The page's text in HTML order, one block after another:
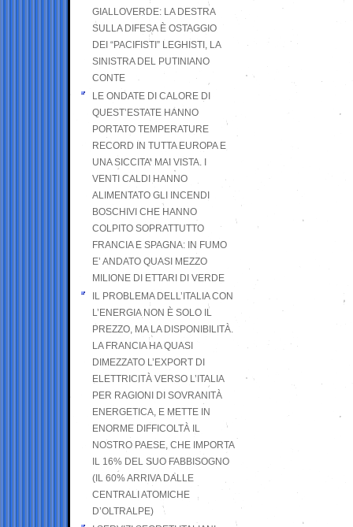
GIALLOVERDE: LA DESTRA
SULLA DIFESA È OSTAGGIO
DEI “PACIFISTI” LEGHISTI, LA
SINISTRA DEL PUTINIANO
CONTE
LE ONDATE DI CALORE DI
QUEST’ESTATE HANNO
PORTATO TEMPERATURE
RECORD IN TUTTA EUROPA E
UNA SICCITA’ MAI VISTA. I
VENTI CALDI HANNO
ALIMENTATO GLI INCENDI
BOSCHIVI CHE HANNO
COLPITO SOPRATTUTTO
FRANCIA E SPAGNA: IN FUMO
E’ ANDATO QUASI MEZZO
MILIONE DI ETTARI DI VERDE
IL PROBLEMA DELL’ITALIA CON
L’ENERGIA NON È SOLO IL
PREZZO, MA LA DISPONIBILITÀ.
LA FRANCIA HA QUASI
DIMEZZATO L’EXPORT DI
ELETTRICITÀ VERSO L’ITALIA
PER RAGIONI DI SOVRANITÀ
ENERGETICA, E METTE IN
ENORME DIFFICOLTÀ IL
NOSTRO PAESE, CHE IMPORTA
IL 16% DEL SUO FABBISOGNO
(IL 60% ARRIVA DALLE
CENTRALI ATOMICHE
D’OLTRALPE)